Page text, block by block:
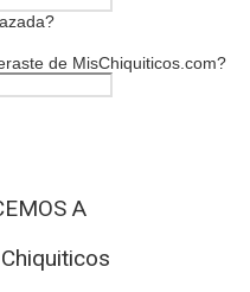
de MisChiquiticos.com?
A